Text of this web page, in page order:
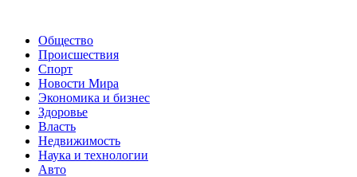
Общество
Происшествия
Спорт
Новости Мира
Экономика и бизнес
Здоровье
Власть
Недвижимость
Наука и технологии
Авто